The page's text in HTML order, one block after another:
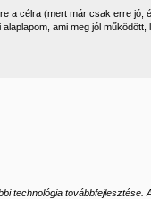
a célra (mert már csak erre jó,
ami meg jól működött,
technológia továbbfejlesztése.